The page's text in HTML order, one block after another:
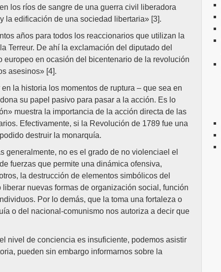
los ríos de sangre de una guerra civil liberadora
la edificación de una sociedad libertaria» [3].
años para todos los reaccionarios que utilizan la
Terreur. De ahí la exclamación del diputado del
en ocasión del bicentenario de la revolución
asesinos» [4].
la historia los momentos de ruptura – que sea en
su papel pasivo para pasar a la acción. Es lo
muestra la importancia de la acción directa de las
Efectivamente, si la Revolución de 1789 fue una
destruir la monarquía.
generalmente, no es el grado de no violenciael el
fuerzas que permite una dinámica ofensiva,
la destrucción de elementos simbólicos del
nuevas formas de organización social, función
Por lo demás, que la toma una fortaleza o
o del nacional-comunismo nos autoriza a decir que
nivel de conciencia es insuficiente, podemos asistir
pueden sin embargo informarnos sobre la